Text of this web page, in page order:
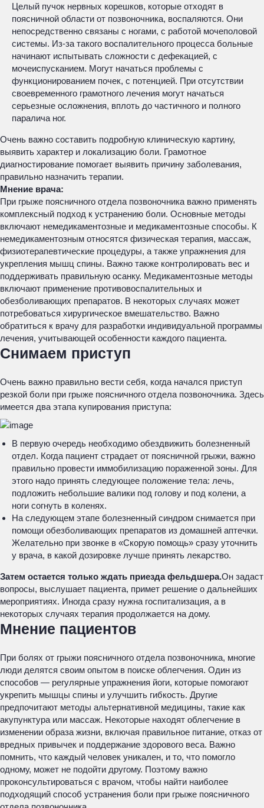
Целый пучок нервных корешков, которые отходят в
поясничной области от позвоночника, воспаляются. Они
непосредственно связаны с ногами, с работой мочеполовой
системы. Из-за такого воспалительного процесса больные
начинают испытывать сложности с дефекацией, с
мочеиспусканием. Могут начаться проблемы с
функционированием почек, с потенцией. При отсутствии
своевременного грамотного лечения могут начаться
серьезные осложнения, вплоть до частичного и полного
паралича ног.
Очень важно составить подробную клиническую картину,
выявить характер и локализацию боли. Грамотное
диагностирование помогает выявить причину заболевания,
правильно назначить терапии.
Мнение врача:
При грыже поясничного отдела позвоночника важно применять
комплексный подход к устранению боли. Основные методы
включают немедикаментозные и медикаментозные способы. К
немедикаментозным относятся физическая терапия, массаж,
физиотерапевтические процедуры, а также упражнения для
укрепления мышц спины. Важно также контролировать вес и
поддерживать правильную осанку. Медикаментозные методы
включают применение противовоспалительных и
обезболивающих препаратов. В некоторых случаях может
потребоваться хирургическое вмешательство. Важно
обратиться к врачу для разработки индивидуальной программы
лечения, учитывающей особенности каждого пациента.
Снимаем приступ
Очень важно правильно вести себя, когда начался приступ
резкой боли при грыже поясничного отдела позвоночника. Здесь
имеется два этапа купирования приступа:
В первую очередь необходимо обездвижить болезненный
отдел. Когда пациент страдает от поясничной грыжи, важно
правильно провести иммобилизацию пораженной зоны. Для
этого надо принять следующее положение тела: лечь,
подложить небольшие валики под голову и под колени, а
ноги согнуть в коленях.
На следующем этапе болезненный синдром снимается при
помощи обезболивающих препаратов из домашней аптечки.
Желательно при звонке в «Скорую помощь» сразу уточнить
у врача, в какой дозировке лучше принять лекарство.
Затем остается только ждать приезда фельдшера.Он задаст
вопросы, выслушает пациента, примет решение о дальнейших
мероприятиях. Иногда сразу нужна госпитализация, а в
некоторых случаях терапия продолжается на дому.
Мнение пациентов
При болях от грыжи поясничного отдела позвоночника, многие
люди делятся своим опытом в поиске облегчения. Один из
способов — регулярные упражнения йоги, которые помогают
укрепить мышцы спины и улучшить гибкость. Другие
предпочитают методы альтернативной медицины, такие как
акупунктура или массаж. Некоторые находят облегчение в
изменении образа жизни, включая правильное питание, отказ от
вредных привычек и поддержание здорового веса. Важно
помнить, что каждый человек уникален, и то, что помогло
одному, может не подойти другому. Поэтому важно
проконсультироваться с врачом, чтобы найти наиболее
подходящий способ устранения боли при грыже поясничного